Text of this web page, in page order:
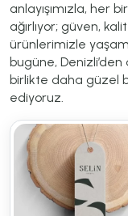
anlayışımızla, her
ağırlıyor; güven,
ürünlerimizle yaşam
bugüne,
birlikte daha güzel
ediyoruz.